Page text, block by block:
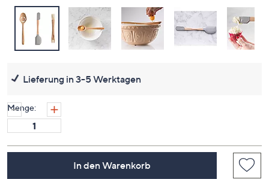
Lieferung in 3-5 Werktagen
Menge:
In den Warenkorb